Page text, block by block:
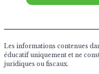
Les informations contenues
éducatif uniquement et ne
juridiques ou fiscaux.